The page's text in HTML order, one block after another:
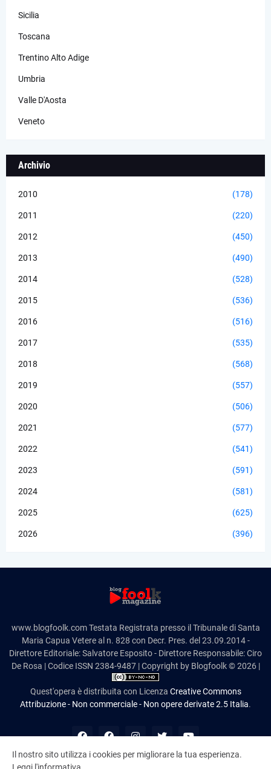
Sicilia
Toscana
Trentino Alto Adige
Umbria
Valle D'Aosta
Veneto
Archivio
2010 (178)
2011 (220)
2012 (450)
2013 (490)
2014 (528)
2015 (536)
2016 (516)
2017 (535)
2018 (568)
2019 (557)
2020 (506)
2021 (577)
2022 (541)
2023 (591)
2024 (581)
2025 (625)
2026 (396)
www.blogfoolk.com Testata Registrata presso il Tribunale di Santa
Maria Capua Vetere al n. 828 con Decr. Pres. del 23.09.2014 -
Direttore Editoriale: Salvatore Esposito - Direttore Responsabile: Ciro
De Rosa | Codice ISSN 2384-9487 | Copyright by Blogfoolk © 2026 |
Quest'opera è distribuita con Licenza Creative Commons
Attribuzione - Non commerciale - Non opere derivate 2.5 Italia.
Il nostro sito utilizza i cookies per migliorare la tua esperienza.